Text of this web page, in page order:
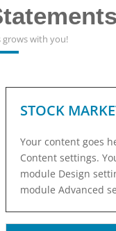
grows with you!
STOCK
Your content goes
Content settings.
module Design
module Advanced